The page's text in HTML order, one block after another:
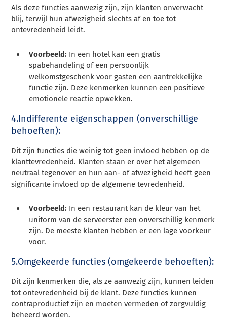
Als deze functies aanwezig zijn, zijn klanten onverwacht
blij, terwijl hun afwezigheid slechts af en toe tot
ontevredenheid leidt.
Voorbeeld: In een hotel kan een gratis
spabehandeling of een persoonlijk
welkomstgeschenk voor gasten een aantrekkelijke
functie zijn. Deze kenmerken kunnen een positieve
emotionele reactie opwekken.
4.Indifferente eigenschappen (onverschillige
behoeften):
Dit zijn functies die weinig tot geen invloed hebben op de
klanttevredenheid. Klanten staan er over het algemeen
neutraal tegenover en hun aan- of afwezigheid heeft geen
significante invloed op de algemene tevredenheid.
Voorbeeld: In een restaurant kan de kleur van het
uniform van de serveerster een onverschillig kenmerk
zijn. De meeste klanten hebben er een lage voorkeur
voor.
5.Omgekeerde functies (omgekeerde behoeften):
Dit zijn kenmerken die, als ze aanwezig zijn, kunnen leiden
tot ontevredenheid bij de klant. Deze functies kunnen
contraproductief zijn en moeten vermeden of zorgvuldig
beheerd worden.